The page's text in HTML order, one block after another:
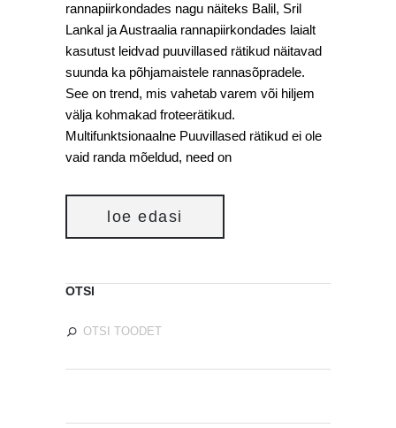
rannapiirkondades nagu näiteks Balil, Sril
Lankal ja Austraalia rannapiirkondades laialt
kasutust leidvad puuvillased rätikud näitavad
suunda ka põhjamaistele rannasõpradele.
See on trend, mis vahetab varem või hiljem
välja kohmakad froteerätikud.
Multifunktsionaalne Puuvillased rätikud ei ole
vaid randa mõeldud, need on
loe edasi
OTSI